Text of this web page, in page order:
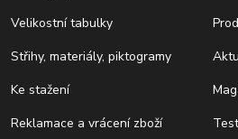
Velikostní tabulky
Střihy, materiály, piktogramy
Ke stažení
Reklamace a vrácení zboží